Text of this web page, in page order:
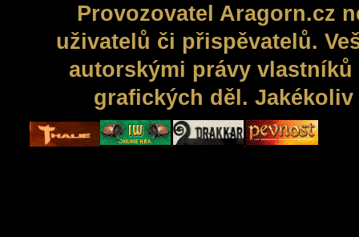
Provozovatel Aragorn.cz
uživatelů či přispěvatelů.
autorskými právy
grafických děl.